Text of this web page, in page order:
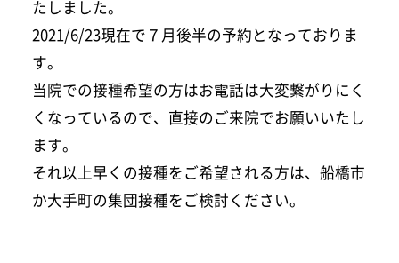
たしました。
2021/6/23現在で７月後半の予約となっておりま
す。
当院での接種希望の方はお電話は大変繋がりにく
くなっているので、直接のご来院でお願いいたし
ます。
それ以上早くの接種をご希望される方は、船橋市
か大手町の集団接種をご検討ください。